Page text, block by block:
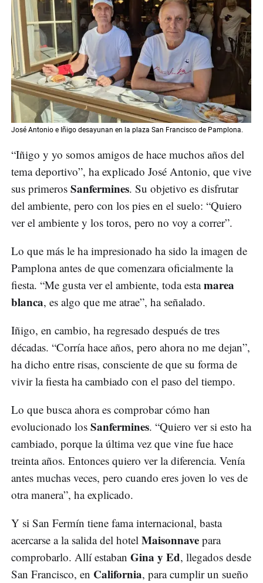
José Antonio e Iñigo desayunan en la plaza San Francisco de Pamplona.
“Iñigo y yo somos amigos de hace muchos años del
tema deportivo”, ha explicado José Antonio, que vive
sus primeros Sanfermines. Su objetivo es disfrutar
del ambiente, pero con los pies en el suelo: “Quiero
ver el ambiente y los toros, pero no voy a correr”.
Lo que más le ha impresionado ha sido la imagen de
Pamplona antes de que comenzara oficialmente la
fiesta. “Me gusta ver el ambiente, toda estamarea
blanca, es algo que me atrae”, ha señalado.
Iñigo, en cambio, ha regresado después de tres
décadas. “Corría hace años, pero ahora no me dejan”,
ha dicho entre risas, consciente de que su forma de
vivir la fiesta ha cambiado con el paso del tiempo.
Lo que busca ahora es comprobar cómo han
evolucionado los Sanfermines. “Quiero ver si esto ha
cambiado, porque la última vez que vine fue hace
treinta años. Entonces quiero ver la diferencia. Venía
antes muchas veces, pero cuando eres joven lo ves de
otra manera”, ha explicado.
Y si San Fermín tiene fama internacional, basta
acercarse a la salida del hotel Maisonnave para
comprobarlo. Allí estaban Gina y Ed, llegados desde
San Francisco, en California, para cumplir un sueño